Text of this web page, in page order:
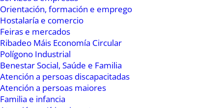
Orientación, formación e emprego
Hostalaría e comercio
Feiras e mercados
Ribadeo Máis Economía Circular
Polígono Industrial
Benestar Social, Saúde e Familia
Atención a persoas discapacitadas
Atención a persoas maiores
Familia e infancia
A programación do Ribadeo Indiano 2022
arrincará o 8 de xullo no Teatro ás sete da tarde
co acto de presentación do evento e co pregón
que pronunciará Rosario Álvarez, a presidenta
do Consello da Cultura Galega. Ese día haberá a
tradicional baixada ao peirao de Porcillán co